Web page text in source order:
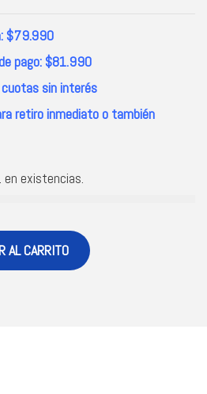
$79.990
pago: $81.990
sin interés
retiro inmediato o también
en existencias.
AL CARRITO